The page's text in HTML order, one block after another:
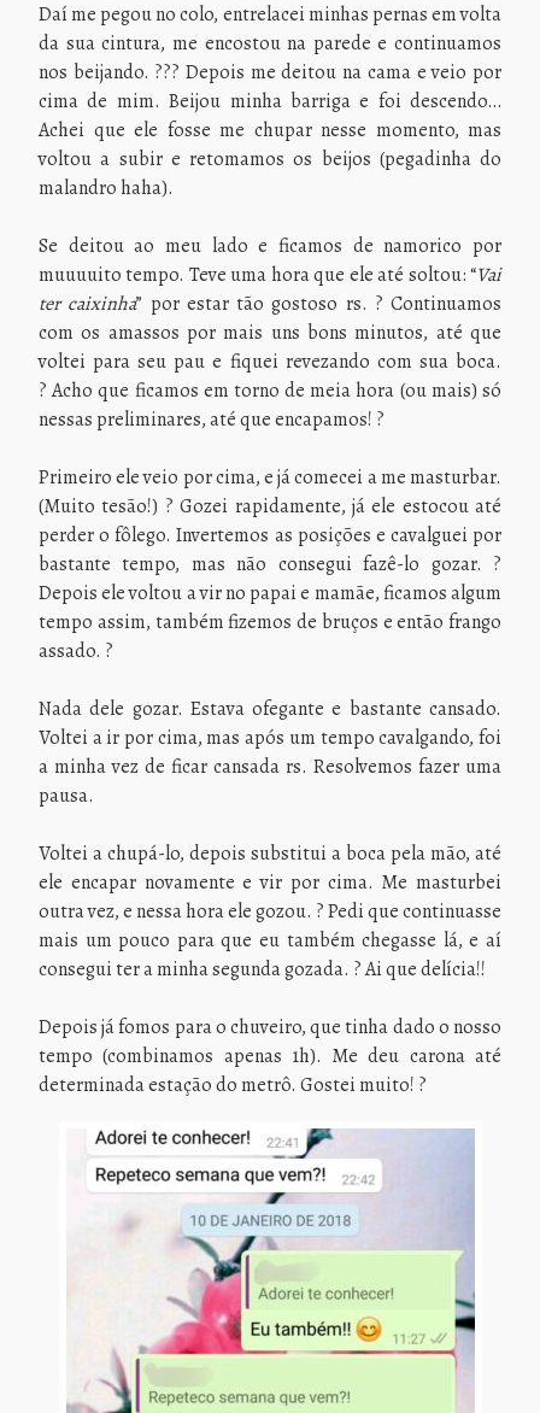
Daí me pegou no colo, entrelacei minhas pernas em volta
da sua cintura, me encostou na parede e continuamos
nos beijando. ??? Depois me deitou na cama e veio por
cima de mim. Beijou minha barriga e foi descendo…
Achei que ele fosse me chupar nesse momento, mas
voltou a subir e retomamos os beijos (pegadinha do
malandro haha).
Se deitou ao meu lado e ficamos de namorico por
muuuuito tempo. Teve uma hora que ele até soltou: “Vai
ter caixinha” por estar tão gostoso rs. ? Continuamos
com os amassos por mais uns bons minutos, até que
voltei para seu pau e fiquei revezando com sua boca.
? Acho que ficamos em torno de meia hora (ou mais) só
nessas preliminares, até que encapamos! ?
Primeiro ele veio por cima, e já comecei a me masturbar.
(Muito tesão!) ? Gozei rapidamente, já ele estocou até
perder o fôlego. Invertemos as posições e cavalguei por
bastante tempo, mas não consegui fazê-lo gozar. ?
Depois ele voltou a vir no papai e mamãe, ficamos algum
tempo assim, também fizemos de bruços e então frango
assado. ?
Nada dele gozar. Estava ofegante e bastante cansado.
Voltei a ir por cima, mas após um tempo cavalgando, foi
a minha vez de ficar cansada rs. Resolvemos fazer uma
pausa.
Voltei a chupá-lo, depois substitui a boca pela mão, até
ele encapar novamente e vir por cima. Me masturbei
outra vez, e nessa hora ele gozou. ? Pedi que continuasse
mais um pouco para que eu também chegasse lá, e aí
consegui ter a minha segunda gozada. ? Ai que delícia!!
Depois já fomos para o chuveiro, que tinha dado o nosso
tempo (combinamos apenas 1h). Me deu carona até
determinada estação do metrô. Gostei muito! ?